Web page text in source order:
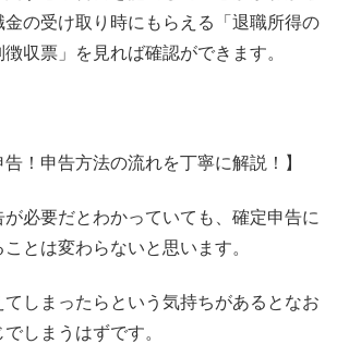
金の受け取り時にもらえる「退職所得の
徴収票」を見れば確認ができます。
告！申告方法の流れを丁寧に解説！】
必要だとわかっていても、 確定申告に
とは変わらないと思います。
しまったらという気持ちがあるとなお
しまうはずです。